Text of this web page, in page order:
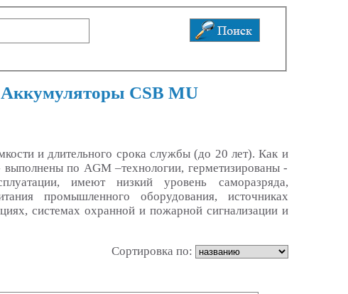
CSB MU
и длительного срока службы (до 20 лет). Как и
по AGM –технологии, герметизированы -
имеют низкий уровень саморазряда,
промышленного оборудования, источниках
системах охранной и пожарной сигнализации и
Сортировка по: